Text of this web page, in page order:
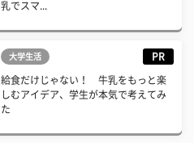
乳でスマ...
大学生活 PR
給食だけじゃない！ 牛乳をもっと楽
しむアイデア、学生が本気で考えてみ
た